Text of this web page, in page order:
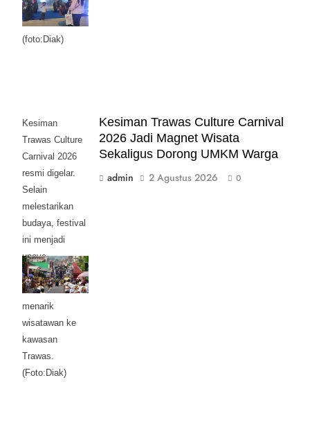
bersama Moge
Klasik.
(foto:Diak)
Kesiman
Trawas Culture
Carnival 2026
resmi digelar.
Selain
melestarikan
budaya, festival
ini menjadi
upaya
menggerakkan
UMKM dan
menarik
wisatawan ke
kawasan
Trawas.
(Foto:Diak)
Kesiman Trawas Culture Carnival
2026 Jadi Magnet Wisata
Sekaligus Dorong UMKM Warga
admin
2 Agustus 2026 0